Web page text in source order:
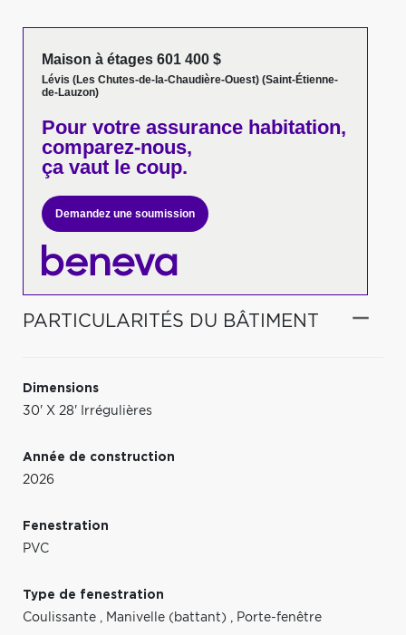
Maison à étages 601 400 $
Lévis (Les Chutes-de-la-Chaudière-Ouest) (Saint-Étienne-
de-Lauzon)
Pour votre assurance habitation,
comparez-nous,
ça vaut le coup.
Demandez une soumission
PARTICULARITÉS DU BÂTIMENT
Dimensions
30' X 28' Irrégulières
Année de construction
2026
Fenestration
PVC
Type de fenestration
Coulissante , Manivelle (battant) , Porte-fenêtre